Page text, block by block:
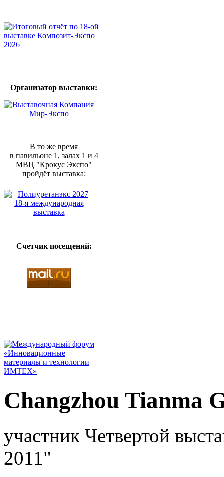
Организатор выставки:
В то же время
в павильоне 1, залах 1 и 4
МВЦ "Крокус Экспо"
пройдёт выставка:
Счетчик посещений:
Changzhou Tianma
участник Четвертой
2011"